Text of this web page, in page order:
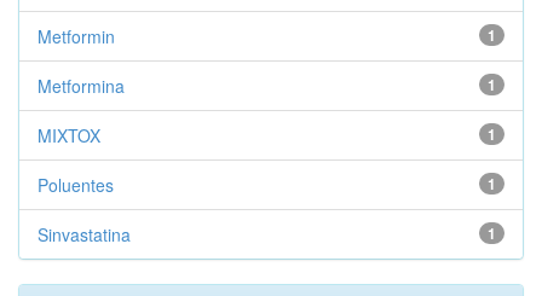
1
Metformin
1
Metformina
1
MIXTOX
1
Poluentes
1
Sinvastatina